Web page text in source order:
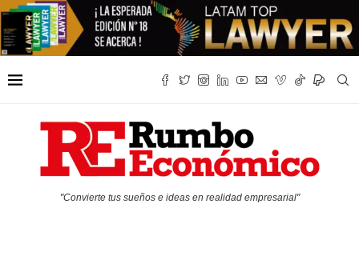
"Convierte tus sueños e ideas en realidad empresarial"